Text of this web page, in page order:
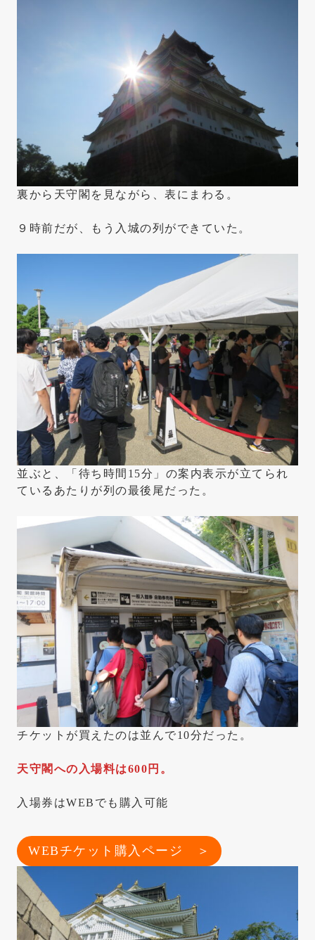
裏から天守閣を見ながら、表にまわる。
９時前だが、もう入城の列ができていた。
並ぶと、「待ち時間15分」の案内表示が立てられ
ているあたりが列の最後尾だった。
チケットが買えたのは並んで10分だった。
天守閣への入場料は600円。
入場券はWEBでも購入可能
WEBチケット購入ページ ＞